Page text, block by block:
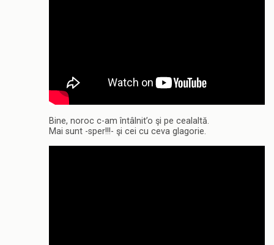
Bine, noroc c-am întâlnit’o şi pe cealaltă.
Mai sunt -sper!!!- şi cei cu ceva glagorie.